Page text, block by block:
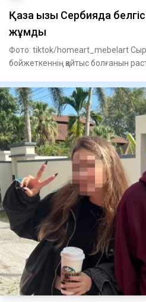
Қазақ қызы Сербияда
жұмды
Фото: tiktok/homeart_mebelart
бойжеткеннің қайтыс болғанын